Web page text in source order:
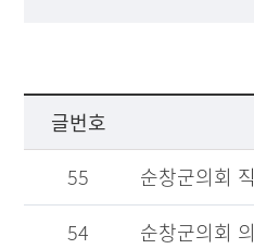
글번호
55
순창군의회
54
순창군의회